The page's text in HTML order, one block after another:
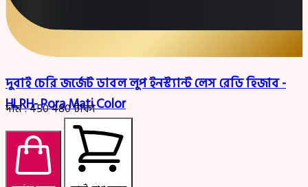
দুবাই চেরি জর্জেট ডাবল লুপ ইনস্ট্যান্ট লেস রেডি হিজাব -
HLRH- Pora Mati Color
দাম :450480টাকা